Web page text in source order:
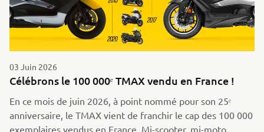
03 Juin 2026
Célébrons le 100 000ᵉ TMAX vendu en France !
En ce mois de juin 2026, à point nommé pour son 25ᵉ
anniversaire, le TMAX vient de franchir le cap des 100 000
exemplaires vendus en France. Mi-scooter, mi-moto,